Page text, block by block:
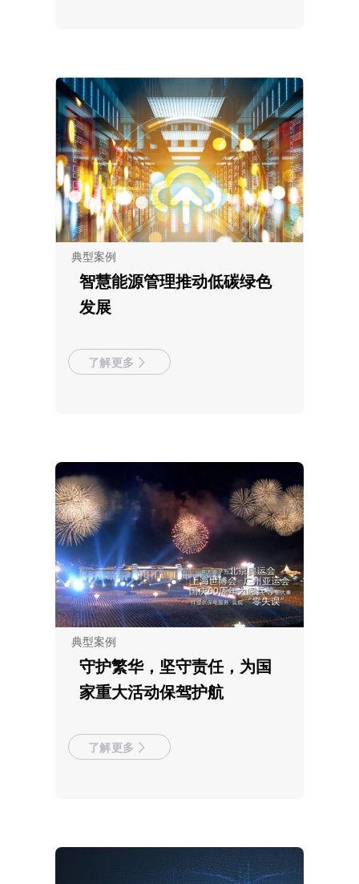
典型案例
智慧能源管理推动低碳绿色
发展
了解更多
典型案例
守护繁华，坚守责任，为国
家重大活动保驾护航
了解更多